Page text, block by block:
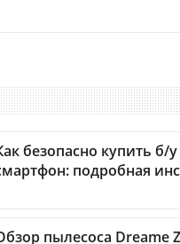
безопасно купить б/у
подробная
пылесоса Dreame